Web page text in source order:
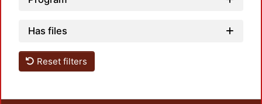
Has files
Reset filters